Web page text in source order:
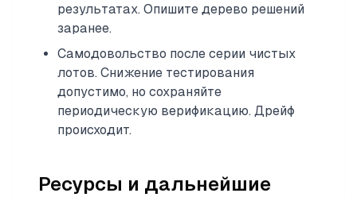
результатах. Опишите дерево решений
заранее.
Самодовольство после серии чистых
лотов. Снижение тестирования
допустимо, но сохраняйте
периодическую верификацию. Дрейф
происходит.
Ресурсы и дальнейшие